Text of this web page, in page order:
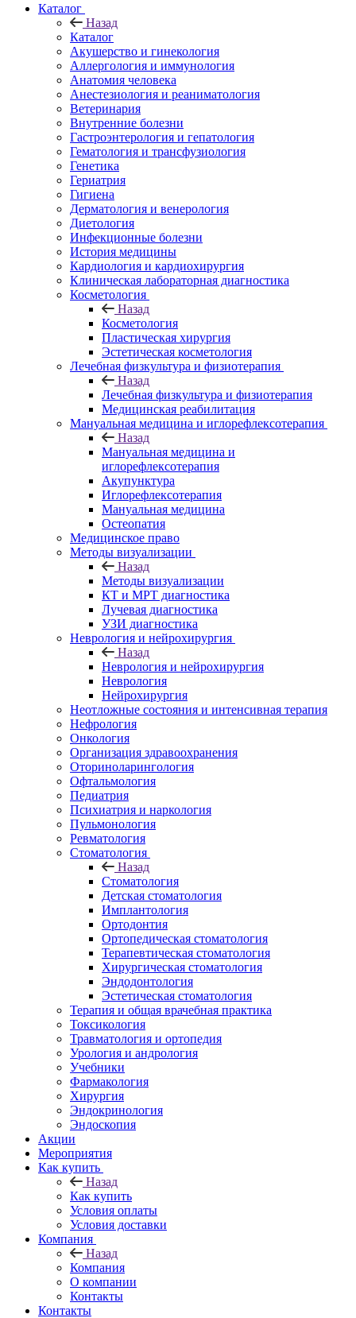
Каталог
Назад
Каталог
Акушерство и гинекология
Аллергология и иммунология
Анатомия человека
Анестезиология и реаниматология
Ветеринария
Внутренние болезни
Гастроэнтерология и гепатология
Гематология и трансфузиология
Генетика
Гериатрия
Гигиена
Дерматология и венерология
Диетология
Инфекционные болезни
История медицины
Кардиология и кардиохирургия
Клиническая лабораторная диагностика
Косметология
Назад
Косметология
Пластическая хирургия
Эстетическая косметология
Лечебная физкультура и физиотерапия
Назад
Лечебная физкультура и физиотерапия
Медицинская реабилитация
Мануальная медицина и иглорефлексотерапия
Назад
Мануальная медицина и
иглорефлексотерапия
Акупунктура
Иглорефлексотерапия
Мануальная медицина
Остеопатия
Медицинское право
Методы визуализации
Назад
Методы визуализации
КТ и МРТ диагностика
Лучевая диагностика
УЗИ диагностика
Неврология и нейрохирургия
Назад
Неврология и нейрохирургия
Неврология
Нейрохирургия
Неотложные состояния и интенсивная терапия
Нефрология
Онкология
Организация здравоохранения
Оториноларингология
Офтальмология
Педиатрия
Психиатрия и наркология
Пульмонология
Ревматология
Стоматология
Назад
Стоматология
Детская стоматология
Имплантология
Ортодонтия
Ортопедическая стоматология
Терапевтическая стоматология
Хирургическая стоматология
Эндодонтология
Эстетическая стоматология
Терапия и общая врачебная практика
Токсикология
Травматология и ортопедия
Урология и андрология
Учебники
Фармакология
Хирургия
Эндокринология
Эндоскопия
Акции
Мероприятия
Как купить
Назад
Как купить
Условия оплаты
Условия доставки
Компания
Назад
Компания
О компании
Контакты
Контакты